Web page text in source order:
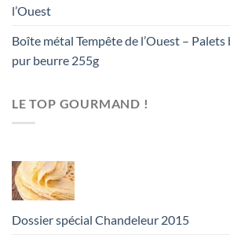
l’Ouest
Boîte métal Tempête de l’Ouest –
pur beurre 255g
LE TOP GOURMAND !
Dossier spécial Chandeleur 2015